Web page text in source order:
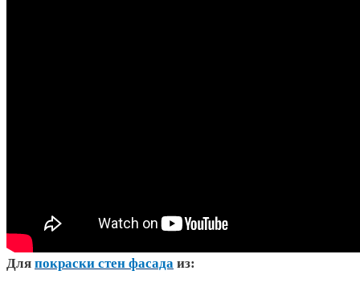
Для покраски стен фасада из: